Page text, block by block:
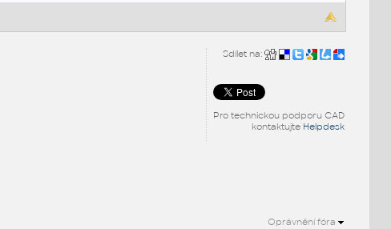
Sdílet na:
Pro technickou podporu CAD
kontaktujte Helpdesk
Oprávnění fóra